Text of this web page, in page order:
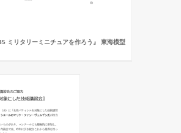
ミリタリーミニチュアを作ろう』 東海模型